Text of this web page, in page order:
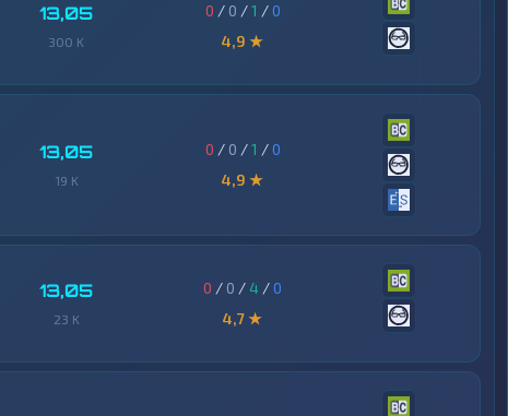
13,05
300 K
0 / 0 /1 /0
4,9 ★
13,05
19 K
0 / 0 /1 /0
4,9 ★
13,05
23 K
0 / 0 / 4 /0
4,7 ★